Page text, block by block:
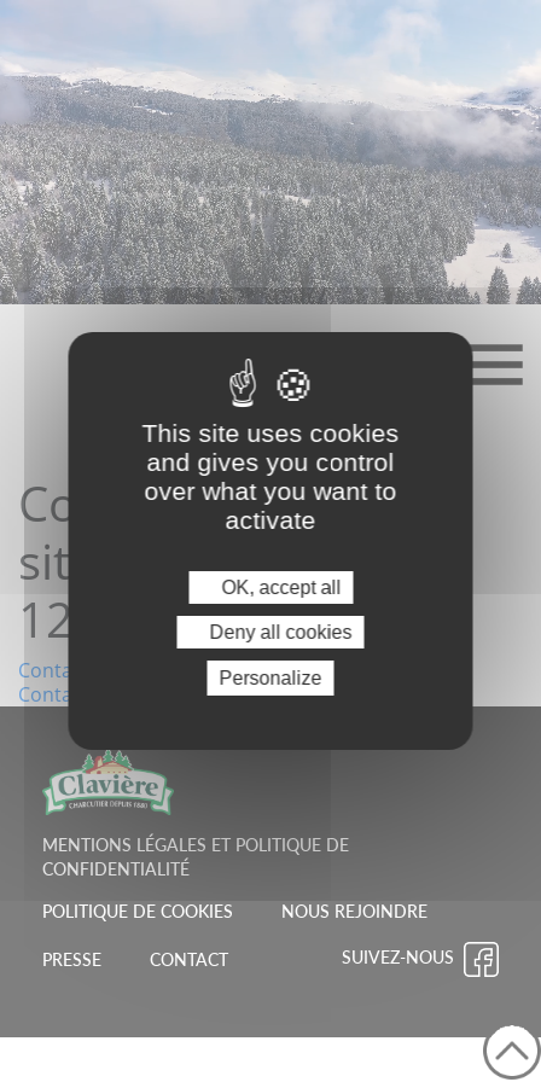
content
Contact depuis le
site15/03/2023
12:35:48
Navigation
l’article
Contact depuis le site09/03/2023 07:58:06
Contact depuis le site16/03/2023 07:47:38
MENTIONS LÉGALES ET POLITIQUE DE
CONFIDENTIALITÉ
POLITIQUE DE COOKIES NOUS REJOINDRE
PRESSE CONTACT SUIVEZ-NOUS
This site uses cookies
and gives you control
over what you want to
activate
OK, accept all
Deny all cookies
Personalize